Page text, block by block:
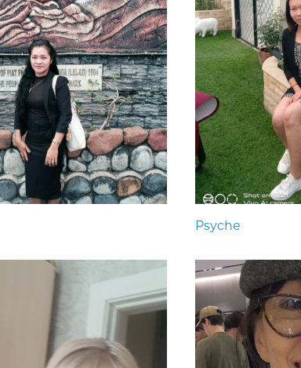
Psyche